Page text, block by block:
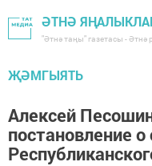
ӘТНӘ
"Әтнә таңы" газетасы - Әтнә
ҖӘМГЫЯТЬ
Алексей
постановление о